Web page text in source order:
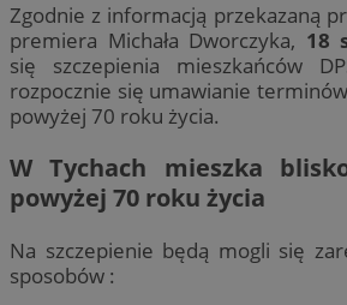
Zgodnie z informacją przekazaną
premiera Michała Dworczyka, 18
się szczepienia mieszkańców
rozpocznie się umawianie
powyżej 70 roku życia.
W Tychach mieszka
powyżej 70 roku życia
Na szczepienie będą mogli się
sposobów :